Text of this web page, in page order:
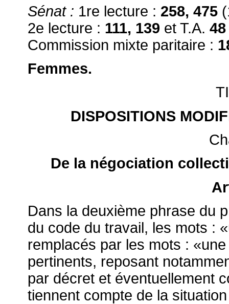
Sénat : 1re lecture : 258, 475
2e lecture : 111, 139 et T.A. 48
Commission mixte paritaire :
Femmes.
DISPOSITIONS
De la négociation
Dans la deuxième phrase du
du code du travail, les mots :
remplacés par les mots :
pertinents, reposant
par décret et éventuellement
tiennent compte de la